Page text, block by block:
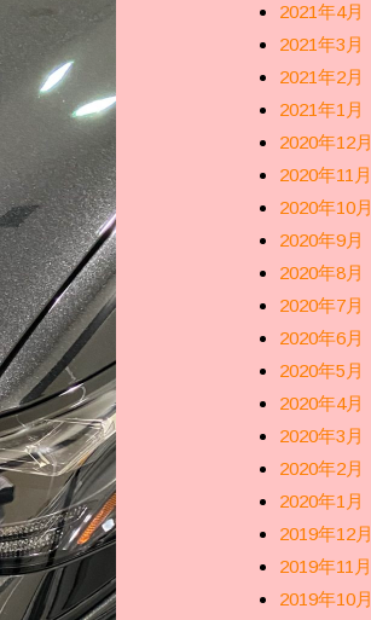
2021年4月
2021年3月
2021年2月
2021年1月
2020年12月
2020年11月
2020年10月
2020年9月
2020年8月
2020年7月
2020年6月
2020年5月
2020年4月
2020年3月
2020年2月
2020年1月
2019年12月
2019年11月
2019年10月